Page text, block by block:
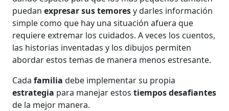
puedanexpresar sus temoresy darles información
simple como que hay una situación afuera que
requiere extremar los cuidados. A veces los cuentos,
las historias inventadas y los dibujos permiten
abordar estos temas de manera menos estresante.
Cadafamilia debe implementar su propia
estrategia para manejar estostiempos desafiantes
de la mejor manera.